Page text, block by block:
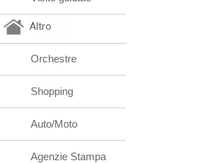
Altro
Orchestre
Shopping
Auto/Moto
Agenzie Stampa